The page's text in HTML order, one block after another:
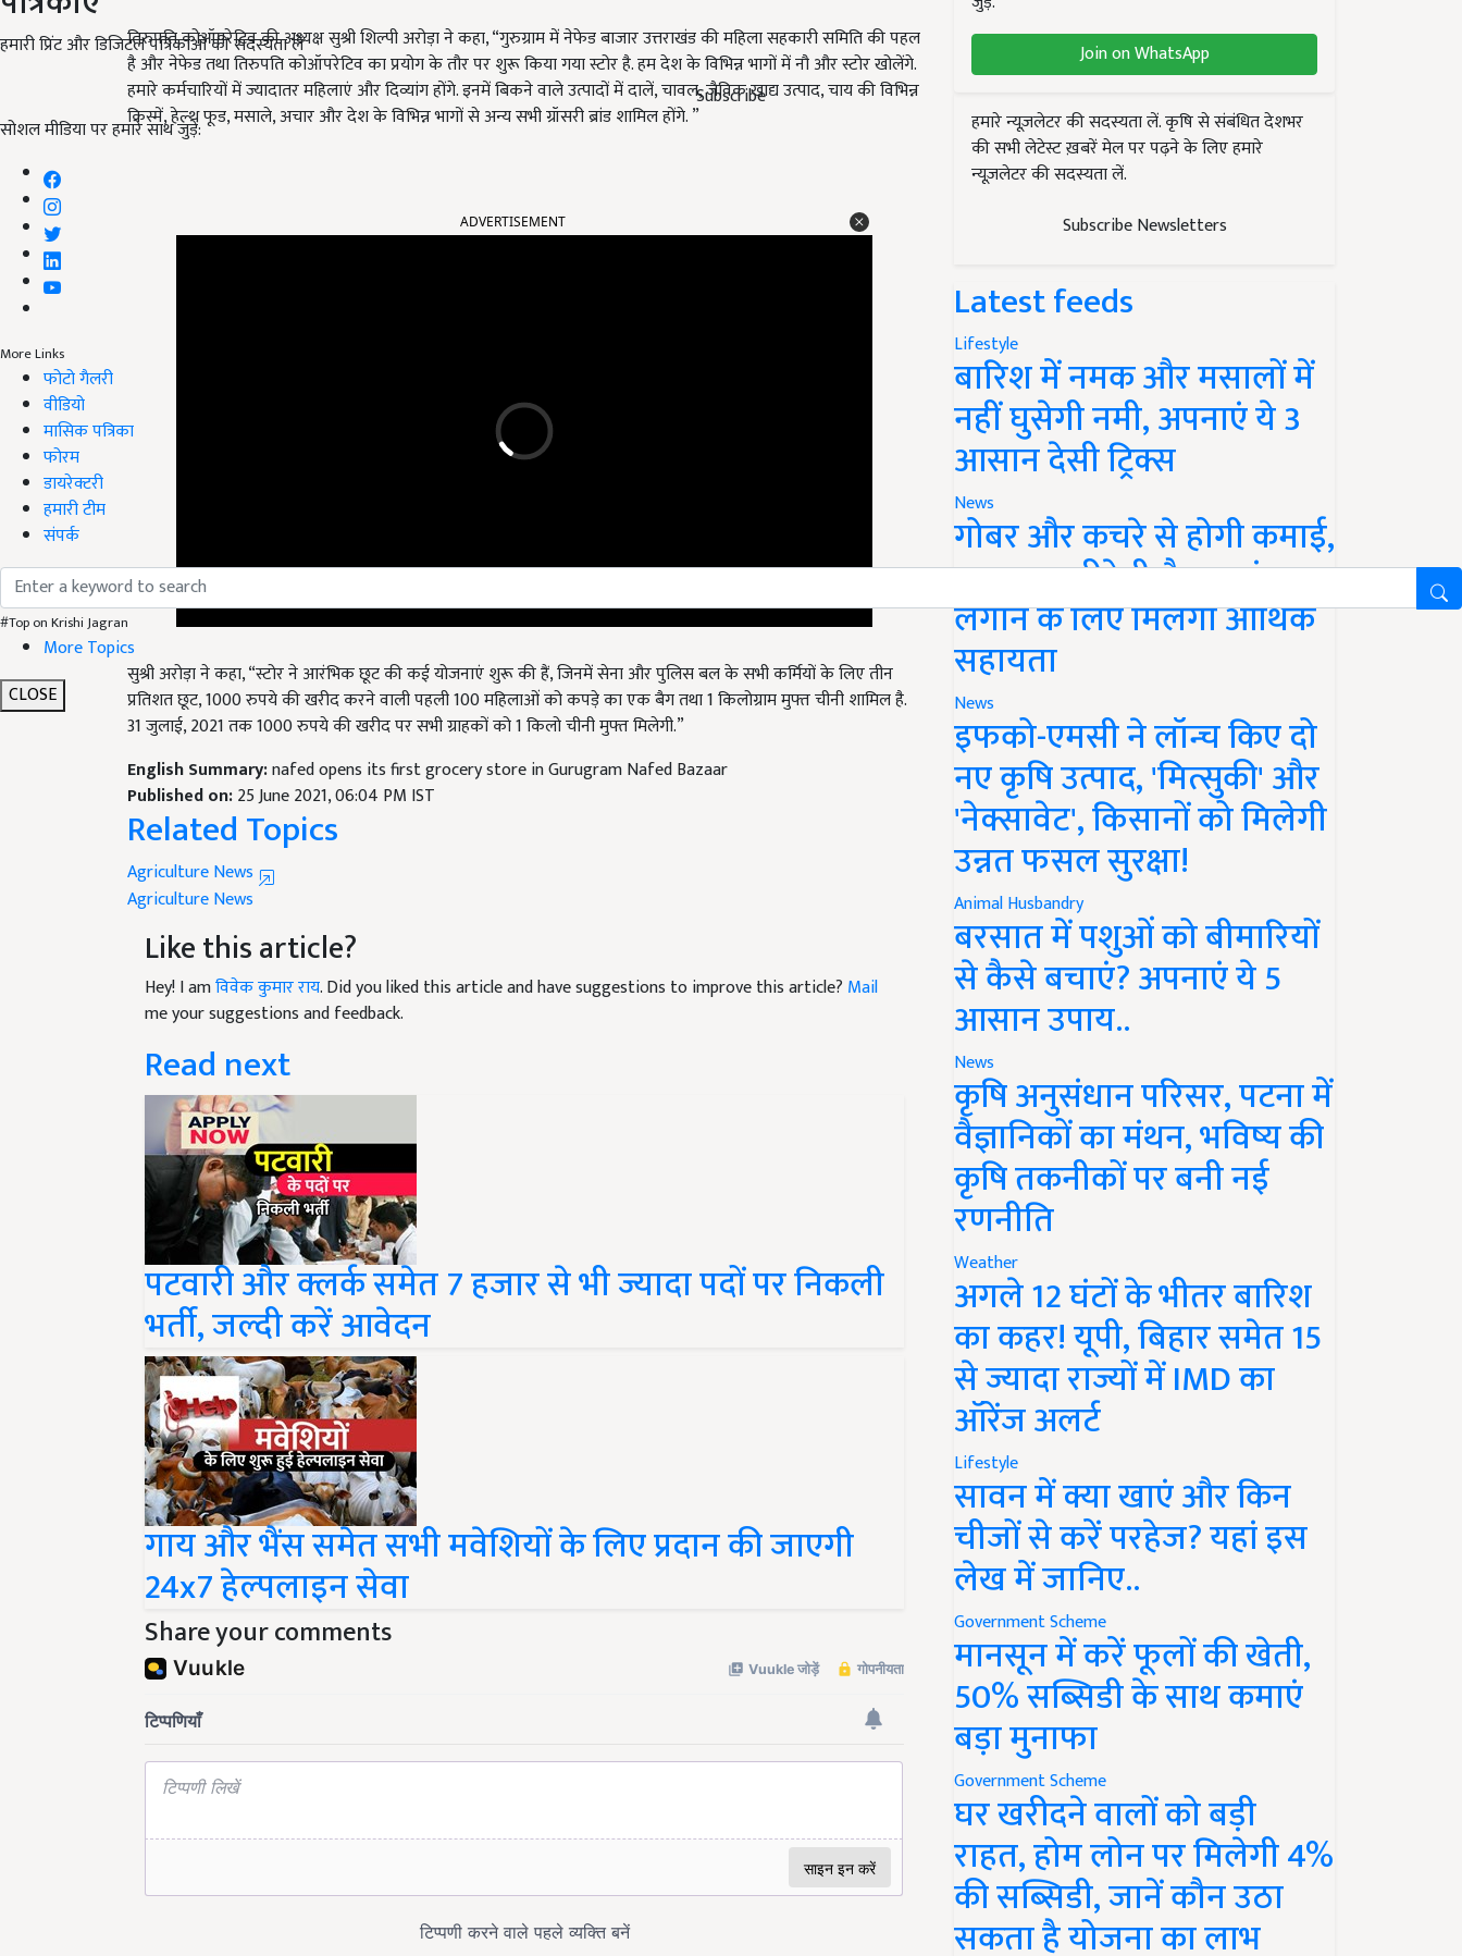
हमारी प्रिंट और डिजिटल पत्रिकाओं की सदस्यता लें
Subscribe
सोशल मीडिया पर हमारे साथ जुड़ें:
More Links
फोटो गैलरी
वीडियो
मासिक पत्रिका
फोरम
डायरेक्टरी
हमारी टीम
संपर्क
#Top on Krishi Jagran
More Topics
CLOSE
तिरुपति कोऑपरेटिव की अध्यक्ष सुश्री शिल्पी अरोड़ा ने कहा, “गुरुग्राम में नेफेड बाजार उत्तराखंड की महिला सहकारी समिति की पहल
है और नेफेड तथा तिरुपति कोऑपरेटिव का प्रयोग के तौर पर शुरू किया गया स्टोर है. हम देश के विभिन्न भागों में नौ और स्टोर खोलेंगे.
हमारे कर्मचारियों में ज्यादातर महिलाएं और दिव्यांग होंगे. इनमें बिकने वाले उत्पादों में दालें, चावल, जैविक खाद्य उत्पाद, चाय की विभिन्न
किस्में, हेल्थ फूड, मसाले, अचार और देश के विभिन्न भागों से अन्य सभी ग्रॉसरी ब्रांड शामिल होंगे. ”
सुश्री अरोड़ा ने कहा, “स्टोर ने आरंभिक छूट की कई योजनाएं शुरू की हैं, जिनमें सेना और पुलिस बल के सभी कर्मियों के लिए तीन
प्रतिशत छूट, 1000 रुपये की खरीद करने वाली पहली 100 महिलाओं को कपड़े का एक बैग तथा 1 किलोग्राम मुफ्त चीनी शामिल है.
31 जुलाई, 2021 तक 1000 रुपये की खरीद पर सभी ग्राहकों को 1 किलो चीनी मुफ्त मिलेगी.”
English Summary:
nafed opens its first grocery store in Gurugram Nafed Bazaar
Published on:25 June 2021, 06:04 PM IST
Related Topics
Agriculture News
Agriculture News
Like this article?
Hey! I amविवेक कुमार राय. Did you liked this article and have suggestions to improve this article?
me your suggestions and feedback.
Read next
पटवारी और क्लर्क समेत 7 हजार से भी ज्यादा पदों पर निकली
भर्ती, जल्दी करें आवेदन
गाय और भैंस समेत सभी मवेशियों के लिए प्रदान की जाएगी
24x7 हेल्पलाइन सेवा
Share your comments
Join on WhatsApp
हमारे न्यूज़लेटर की सदस्यता लें. कृषि से संबंधित देशभर
की सभी लेटेस्ट ख़बरें मेल पर पढ़ने के लिए हमारे
न्यूज़लेटर की सदस्यता लें.
Subscribe Newsletters
Latest feeds
Lifestyle
बारिश में नमक और मसालों में
नहीं घुसेगी नमी, अपनाएं ये 3
आसान देसी ट्रिक्स
News
गोबर और कचरे से होगी कमाई,
सरकार खरीदेगी गैस, प्लांट
लगाने के लिए मिलेगी आर्थिक
सहायता
News
इफको-एमसी ने लॉन्च किए दो
नए कृषि उत्पाद, 'मित्सुकी' और
'नेक्सावेट', किसानों को मिलेगी
उन्नत फसल सुरक्षा!
Animal Husbandry
बरसात में पशुओं को बीमारियों
से कैसे बचाएं? अपनाएं ये 5
आसान उपाय..
News
कृषि अनुसंधान परिसर, पटना में
वैज्ञानिकों का मंथन, भविष्य की
कृषि तकनीकों पर बनी नई
रणनीति
Weather
अगले 12 घंटों के भीतर बारिश
का कहर! यूपी, बिहार समेत 15
से ज्यादा राज्यों में IMD का
ऑरेंज अलर्ट
Lifestyle
सावन में क्या खाएं और किन
चीजों से करें परहेज? यहां इस
लेख में जानिए..
Government Scheme
मानसून में करें फूलों की खेती,
50% सब्सिडी के साथ कमाएं
बड़ा मुनाफा
Government Scheme
घर खरीदने वालों को बड़ी
राहत, होम लोन पर मिलेगी 4%
की सब्सिडी, जानें कौन उठा
सकता है योजना का लाभ